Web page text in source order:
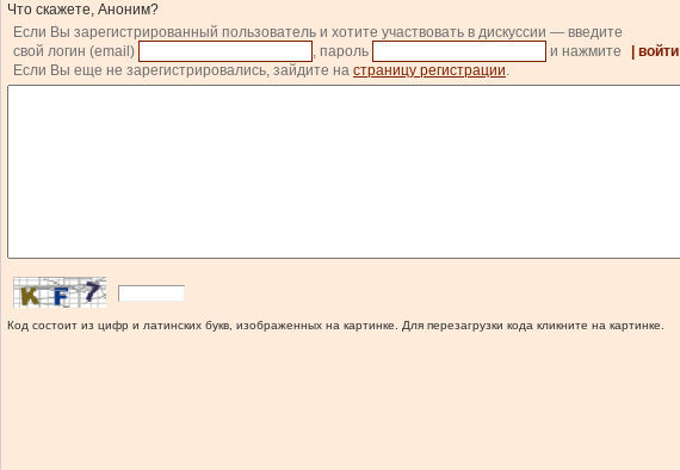
Что скажете, Аноним?
Если Вы зарегистрированный пользователь и хотите участвовать в дискуссии — введите
свой логин (email)
, пароль и нажмите | войти |
Если Вы еще не зарегистрировались, зайдите на страницу регистрации.
Код состоит из цифр и латинских букв, изображенных на картинке. Для перезагрузки кода кликните на картинке.